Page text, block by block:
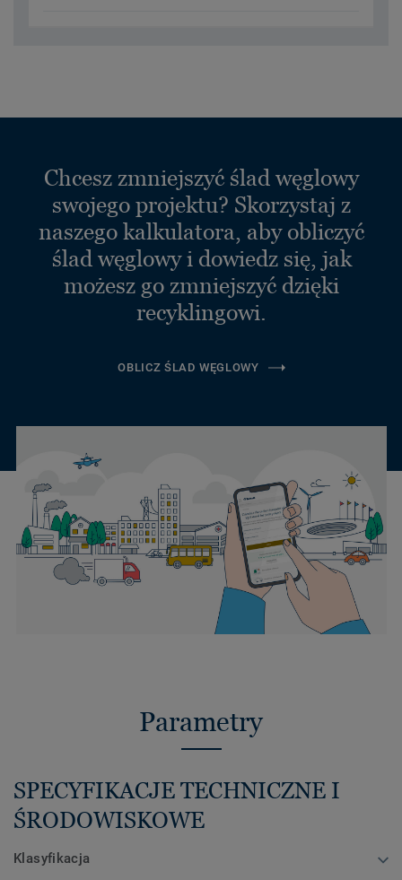
Chcesz zmniejszyć ślad węglowy
swojego projektu? Skorzystaj z
naszego kalkulatora, aby obliczyć
ślad węglowy i dowiedz się, jak
możesz go zmniejszyć dzięki
recyklingowi.
OBLICZ ŚLAD WĘGLOWY
Parametry
SPECYFIKACJE TECHNICZNE I
ŚRODOWISKOWE
Klasyfikacja